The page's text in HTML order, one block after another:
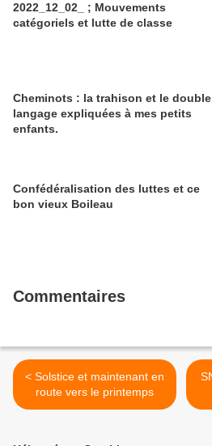
2022_12_02_ ; Mouvements
catégoriels et lutte de classe
Cheminots : la trahison et le double
langage expliquées à mes petits
enfants.
Confédéralisation des luttes et ce
bon vieux Boileau
Commentaires
< Solstice et maintenant en
route vers le printemps